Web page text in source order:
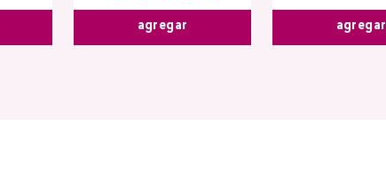
agregar agregar